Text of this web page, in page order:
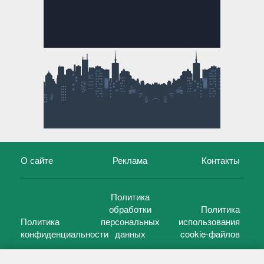
О сайте Реклама Контакты
Политика
конфиденциальности
Политика
обработки
персональных
данных
Политика
использования
cookie-файлов